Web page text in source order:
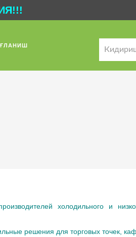
холодильного и
решения для торговых точек,